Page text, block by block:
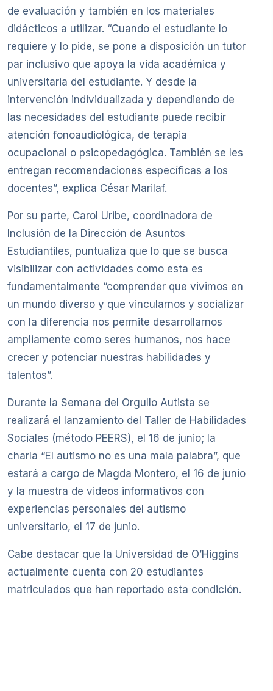
de evaluación y también en los materiales
didácticos a utilizar. “Cuando el estudiante lo
requiere y lo pide, se pone a disposición un tutor
par inclusivo que apoya la vida académica y
universitaria del estudiante. Y desde la
intervención individualizada y dependiendo de
las necesidades del estudiante puede recibir
atención fonoaudiológica, de terapia
ocupacional o psicopedagógica. También se les
entregan recomendaciones específicas a los
docentes”, explica César Marilaf.
Por su parte, Carol Uribe, coordinadora de
Inclusión de la Dirección de Asuntos
Estudiantiles, puntualiza que lo que se busca
visibilizar con actividades como esta es
fundamentalmente “comprender que vivimos en
un mundo diverso y que vincularnos y socializar
con la diferencia nos permite desarrollarnos
ampliamente como seres humanos, nos hace
crecer y potenciar nuestras habilidades y
talentos”.
Durante la Semana del Orgullo Autista se
realizará el lanzamiento del Taller de Habilidades
Sociales (método PEERS), el 16 de junio; la
charla “El autismo no es una mala palabra”, que
estará a cargo de Magda Montero, el 16 de junio
y la muestra de videos informativos con
experiencias personales del autismo
universitario, el 17 de junio.
Cabe destacar que la Universidad de O’Higgins
actualmente cuenta con 20 estudiantes
matriculados que han reportado esta condición.